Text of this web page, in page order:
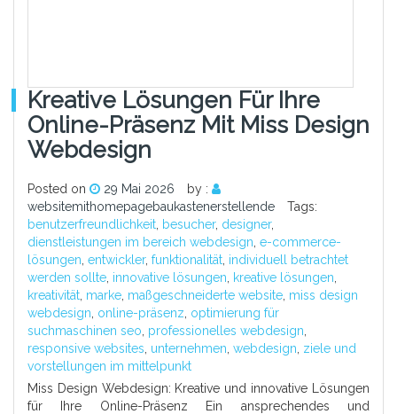
Kreative Lösungen Für Ihre
Online-Präsenz Mit Miss Design
Webdesign
Posted on 29 Mai 2026
by :
websitemithomepagebaukastenerstellende
Tags:
benutzerfreundlichkeit besucher, designer,
dienstleistungen im bereich webdesign e-commerce-
lösungen entwickler, funktionalität individuell betrachtet
werden sollte innovative lösungen kreative lösungen
kreativität marke maßgeschneiderte website miss design
webdesign online-präsenz optimierung für
suchmaschinen seo professionelles webdesign
responsive websites unternehmen webdesign ziele und
vorstellungen im mittelpunkt
Miss Design Webdesign: Kreative und innovative Lösungen
für Ihre Online-Präsenz Ein ansprechendes und